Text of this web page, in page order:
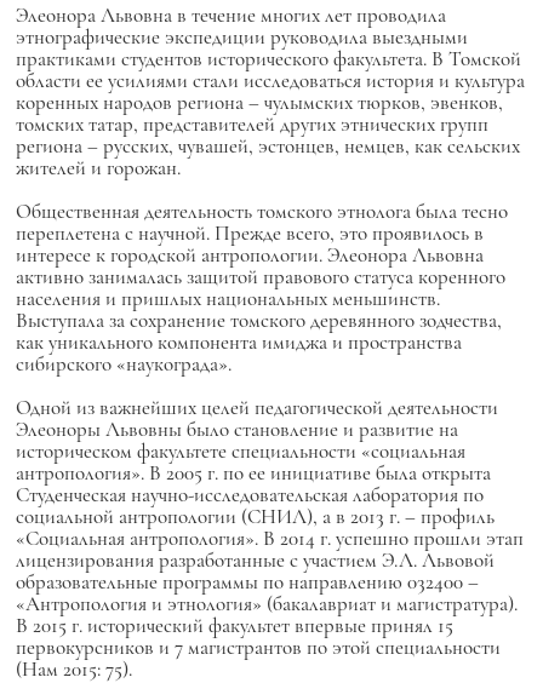
Элеонора Львовна в течение многих лет проводила
этнографические экспедиции руководила выездными
практиками студентов исторического факультета. В Томской
области ее усилиями стали исследоваться история и культура
коренных народов региона – чулымских тюрков, эвенков,
томских татар, представителей других этнических групп
региона – русских, чувашей, эстонцев, немцев, как сельских
жителей и горожан.
Общественная деятельность томского этнолога была тесно
переплетена с научной. Прежде всего, это проявилось в
интересе к городской антропологии. Элеонора Львовна
активно занималась защитой правового статуса коренного
населения и пришлых национальных меньшинств.
Выступала за сохранение томского деревянного зодчества,
как уникального компонента имиджа и пространства
сибирского «наукограда».
Одной из важнейших целей педагогической деятельности
Элеоноры Львовны было становление и развитие на
историческом факультете специальности «социальная
антропология». В 2005 г. по ее инициативе была открыта
Студенческая научно-исследовательская лаборатория по
социальной антропологии (СНИЛ), а в 2013 г. – профиль
«Социальная антропология». В 2014 г. успешно прошли этап
лицензирования разработанные с участием Э.Л. Львовой
образовательные программы по направлению 032400 –
«Антропология и этнология» (бакалавриат и магистратура).
В 2015 г. исторический факультет впервые принял 15
первокурсников и 7 магистрантов по этой специальности
(Нам 2015: 75).